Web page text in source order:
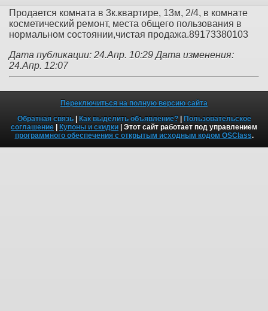
Продается комната в 3к.квартире, 13м, 2/4, в комнате
косметический ремонт, места общего пользования в
нормальном состоянии,чистая продажа.89173380103
Дата публикации: 24.Апр. 10:29 Дата изменения:
24.Апр. 12:07
Переключиться на полную версию сайта
Обратная связь| Как выделить объявление?| Пользовательское
соглашение | Купоны и скидки | Этот сайт работает под управлением
программного обеспечения с открытым исходным кодом OSClass.